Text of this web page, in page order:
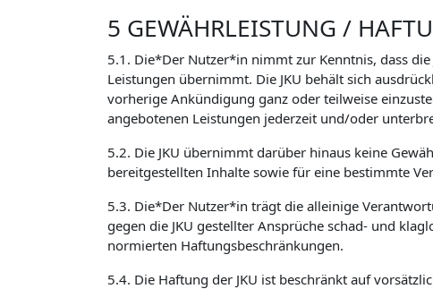
5 GEWÄHRLEISTUNG /
5.1. Die*Der Nutzer*in nimmt zur Kenntnis, dass
Leistungen übernimmt. Die JKU behält sich
vorherige Ankündigung ganz oder teilweise
angebotenen Leistungen jederzeit und/oder
5.2. Die JKU übernimmt darüber hinaus keine
bereitgestellten Inhalte sowie für eine bestimmte
5.3. Die*Der Nutzer*in trägt die alleinige
gegen die JKU gestellter Ansprüche schad- und
normierten Haftungsbeschränkungen.
5.4. Die Haftung der JKU ist beschränkt auf